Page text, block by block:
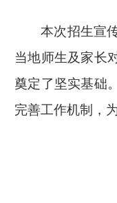
本次招生宣
当地师生及家长
奠定了坚实基础
完善工作机制，